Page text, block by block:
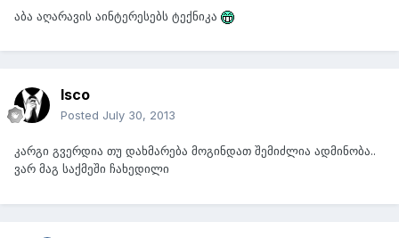
აბა აღარავის აინტერესებს ტექნიკა
Isco
Posted July 30, 2013
კარგი გვერდია თუ დახმარება მოგინდათ შემიძლია ადმინობა..
ვარ მაგ საქმეში ჩახედილი